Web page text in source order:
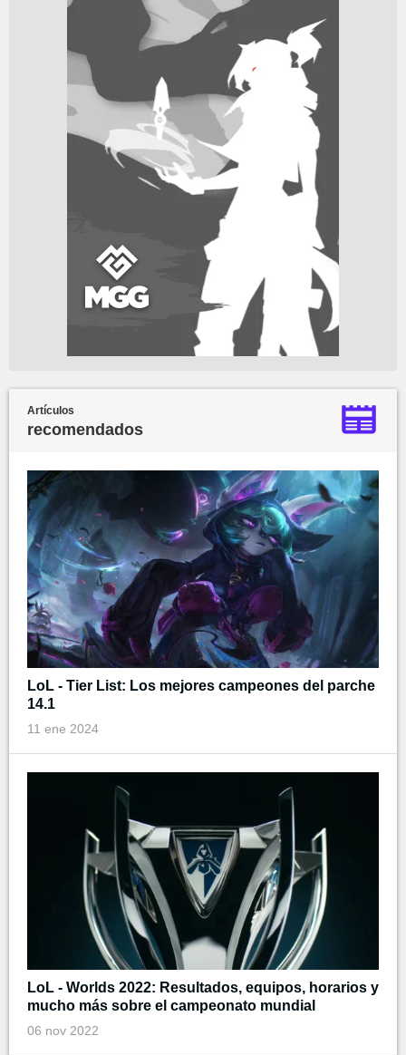
Artículos
recomendados
LoL - Tier List: Los mejores campeones del parche
14.1
11 ene 2024
LoL - Worlds 2022: Resultados, equipos, horarios y
mucho más sobre el campeonato mundial
06 nov 2022